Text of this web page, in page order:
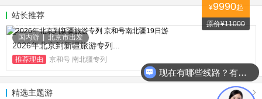
站长推荐
国内游 北京市出发
97005人关注
¥9990起
原价¥11000
2026年北京到新疆旅游专列...
推荐理由 京和号 南北疆专列
精选主题游 更多
现在有哪些线路？有详细行程吗？